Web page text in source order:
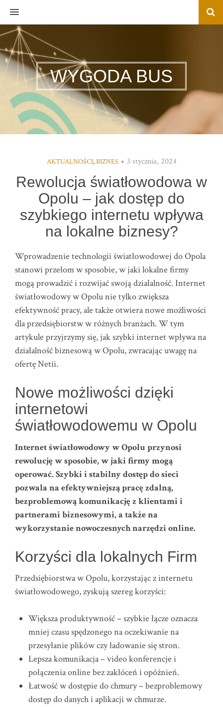
MENU
WYGODA BUS
AKTUALNOŚCI,BIZNES 3 stycznia, 2024
Rewolucja światłowodowa w
Opolu – jak dostęp do
szybkiego internetu wpływa
na lokalne biznesy?
Wprowadzenie technologii światłowodowej do Opola
stanowi przełom w sposobie, w jaki lokalne firmy
mogą prowadzić i rozwijać swoją działalność. Internet
światłowodowy w Opolu nie tylko zwiększa
efektywność pracy, ale także otwiera nowe możliwości
dla przedsiębiorstw w różnych branżach. W tym
artykule przyjrzymy się, jak szybki internet wpływa na
działalność biznesową w Opolu, zwracając uwagę na
ofertę Netii.
Nowe możliwości dzięki
internetowi
światłowodowemu w Opolu
Internet światłowodowy w Opolu przynosi
rewolucję w sposobie, w jaki firmy mogą
operować. Szybki i stabilny dostęp do sieci
pozwala na efektywniejszą pracę zdalną,
bezproblemową komunikację z klientami i
partnerami biznesowymi, a także na
wykorzystanie nowoczesnych narzędzi online.
Korzyści dla lokalnych Firm
Przedsiębiorstwa w Opolu, korzystając z internetu
światłowodowego, zyskują szereg korzyści:
Większa produktywność – szybkie łącze oznacza
mniej czasu spędzonego na oczekiwanie na
przesyłanie plików czy ładowanie się stron.
Lepsza komunikacja – video konferencje i
połączenia online bez zakłóceń i opóźnień.
Łatwość w dostępie do chmury – bezproblemowy
dostęp do danych i aplikacji w chmurze.